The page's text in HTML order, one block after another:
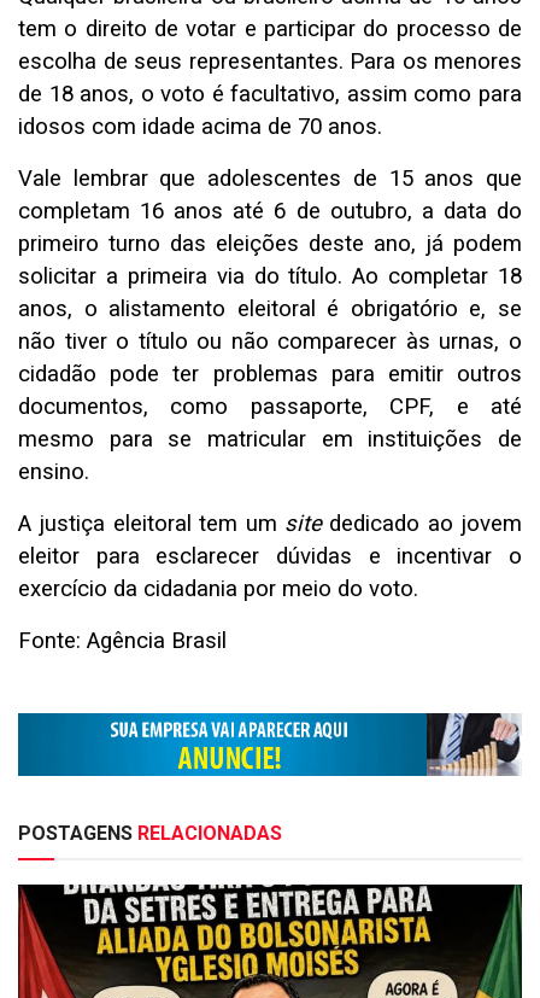
tem o direito de votar e participar do processo de
escolha de seus representantes. Para os menores
de 18 anos, o voto é facultativo, assim como para
idosos com idade acima de 70 anos.
Vale lembrar que adolescentes de 15 anos que
completam 16 anos até 6 de outubro, a data do
primeiro turno das eleições deste ano, já podem
solicitar a primeira via do título. Ao completar 18
anos, o alistamento eleitoral é obrigatório e, se
não tiver o título ou não comparecer às urnas, o
cidadão pode ter problemas para emitir outros
documentos, como passaporte, CPF, e até
mesmo para se matricular em instituições de
ensino.
A justiça eleitoral tem um sitededicado ao jovem
eleitor para esclarecer dúvidas e incentivar o
exercício da cidadania por meio do voto.
Fonte: Agência Brasil
POSTAGENS RELACIONADAS